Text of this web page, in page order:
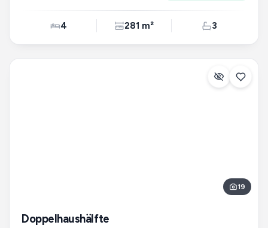
4 281 m² 3
19
Doppelhaushälfte